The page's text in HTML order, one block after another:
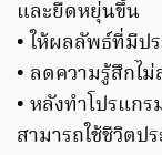
และยืดหยุ่นขึ้น
• ให้ผลลัพธ์ที่มีป
• ลดความรู้สึกไ
• หลังทำโปรแก
สามารถใช้ชีวิตป